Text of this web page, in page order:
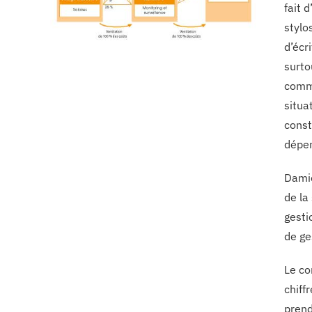
fait
de la
de
Le